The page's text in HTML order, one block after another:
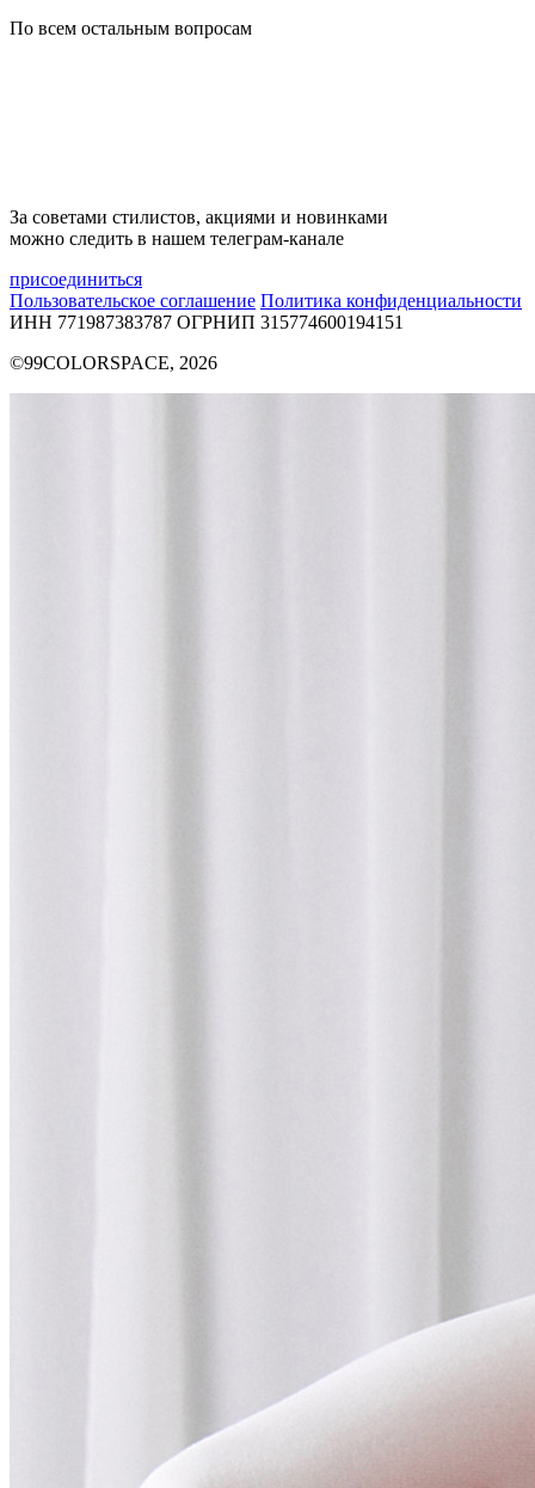
По всем остальным вопросам
За советами стилистов, акциями и новинками
можно следить в нашем телеграм-канале
присоединиться
Пользовательское соглашение Политика конфиденциальности
ИНН 771987383787 ОГРНИП 315774600194151
©99COLORSPACE, 2026